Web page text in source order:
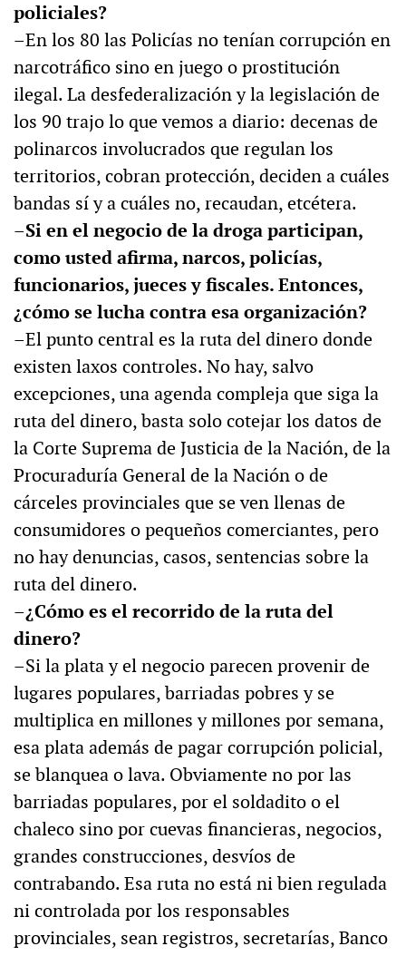
policiales?
–En los 80 las Policías no tenían corrupción en
narcotráfico sino en juego o prostitución
ilegal. La desfederalización y la legislación de
los 90 trajo lo que vemos a diario: decenas de
polinarcos involucrados que regulan los
territorios, cobran protección, deciden a cuáles
bandas sí y a cuáles no, recaudan, etcétera.
–Si en el negocio de la droga participan,
como usted afirma, narcos, policías,
funcionarios, jueces y fiscales. Entonces,
¿cómo se lucha contra esa organización?
–El punto central es la ruta del dinero donde
existen laxos controles. No hay, salvo
excepciones, una agenda compleja que siga la
ruta del dinero, basta solo cotejar los datos de
la Corte Suprema de Justicia de la Nación, de la
Procuraduría General de la Nación o de
cárceles provinciales que se ven llenas de
consumidores o pequeños comerciantes, pero
no hay denuncias, casos, sentencias sobre la
ruta del dinero.
–¿Cómo es el recorrido de la ruta del
dinero?
–Si la plata y el negocio parecen provenir de
lugares populares, barriadas pobres y se
multiplica en millones y millones por semana,
esa plata además de pagar corrupción policial,
se blanquea o lava. Obviamente no por las
barriadas populares, por el soldadito o el
chaleco sino por cuevas financieras, negocios,
grandes construcciones, desvíos de
contrabando. Esa ruta no está ni bien regulada
ni controlada por los responsables
provinciales, sean registros, secretarías, Banco